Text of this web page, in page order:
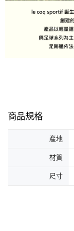
商品規格
產地
材質
尺寸